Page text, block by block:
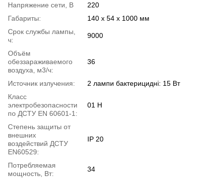
Напряжение сети, В
220
Габариты:
140 х 54 х 1000 мм
Срок службы лампы,
ч:
9000
Объём
обеззараживаемого
воздуха, м3/ч:
36
Источник излучения:
2 лампи бактерицидні: 15 Вт
Класс
электробезопасности
по ДСТУ EN 60601-1:
01 Н
Степень защиты от
внешних
воздействий ДСТУ
EN60529:
ІР 20
Потребляемая
мощность, Вт:
34